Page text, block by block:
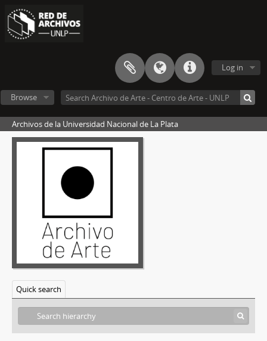
Log in
Browse
Archivos de la Universidad Nacional de La Plata
Quick search[Part] S1 - Centro de Arte
[Part] S2 - Pre-Centro de Arte
[Series] 1 - Actividades 2017
[Subseries] 01 - Artes visuales